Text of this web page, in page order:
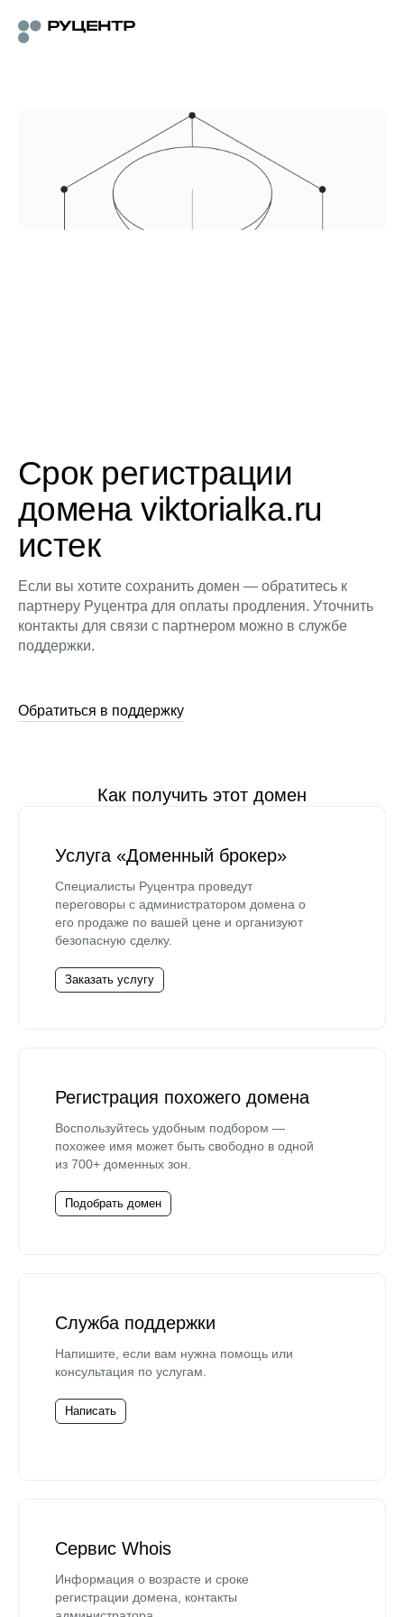
Срок регистрации
домена viktorialka.ru
истек
Если вы хотите сохранить домен — обратитесь к
партнеру Руцентра для оплаты продления. Уточнить
контакты для связи с партнером можно в службе
поддержки.
Обратиться в поддержку
Как получить этот домен
Услуга «Доменный брокер»
Специалисты Руцентра проведут
переговоры с администратором домена о
его продаже по вашей цене и организуют
безопасную сделку.
Заказать услугу
Регистрация похожего домена
Воспользуйтесь удобным подбором —
похожее имя может быть свободно в одной
из 700+ доменных зон.
Подобрать домен
Служба поддержки
Напишите, если вам нужна помощь или
консультация по услугам.
Написать
Сервис Whois
Информация о возрасте и сроке
регистрации домена, контакты